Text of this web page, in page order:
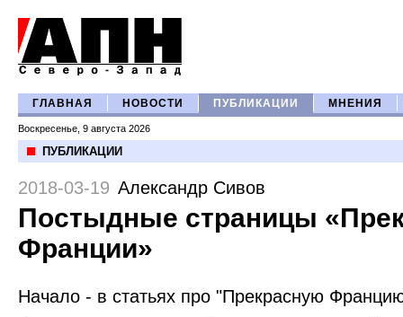
ГЛАВНАЯ НОВОСТИ ПУБЛИКАЦИИ МНЕНИЯ
Воскресенье, 9 августа 2026
ПУБЛИКАЦИИ
2018-03-19 Александр Сивов
Постыдные страницы
Франции»
Начало - в статьях про "Прекрасную